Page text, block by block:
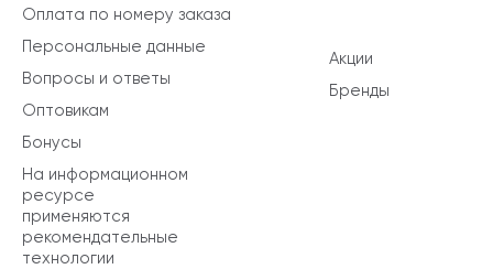
Акции
Бренды
Оплата по номеру заказа
Персональные данные
Вопросы и ответы
Оптовикам
Бонусы
На информационном
ресурсе
применяются
рекомендательные
технологии